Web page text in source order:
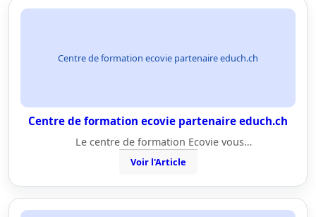
Centre de formation ecovie partenaire educh.ch
Centre de formation ecovie partenaire educh.ch
Le centre de formation Ecovie vous…
Voir l'Article